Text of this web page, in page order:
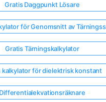
Gratis Daggpunkt Lösare
för Genomsnitt av
Gratis Tärningskalkylator
kalkylator för dielektrisk konstant
Differentialekvationsräknare